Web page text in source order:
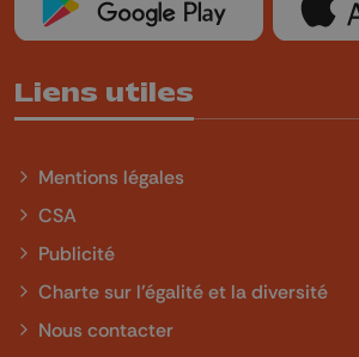
Liens utiles
Mentions légales
CSA
Publicité
Charte sur l'égalité et la diversité
Nous contacter